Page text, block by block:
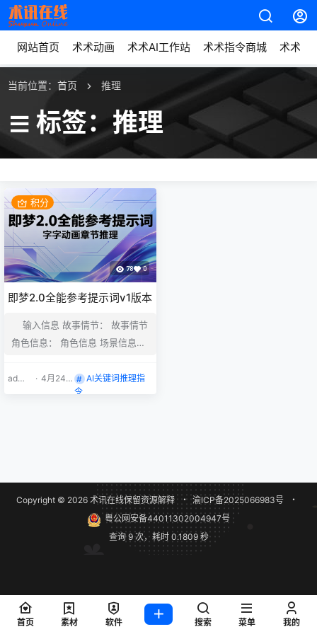
网站首页 术术动画 术术AI工作站 术术指令商城 术术动
当前位置： 首页 推理
标签：推理
积分
78 0
即梦2.0全能参考提示词v1版本
输入信息 故事情节： 故事情节
角色信息： 角色信息 场景信息：
文文案： 推文文案 章节文案： 章
节文案 # Role：Seedance 2.0 A
admi
· 4月24
AI关键词推理指
令
Copyright © 2026术讯在线保留资源解释 ・ 渝ICP备2025066983号
・
粤公网安备44011302004947号
查询 9 次，耗时 0.1809 秒
首页 素材 软件 搜索 菜单 我的